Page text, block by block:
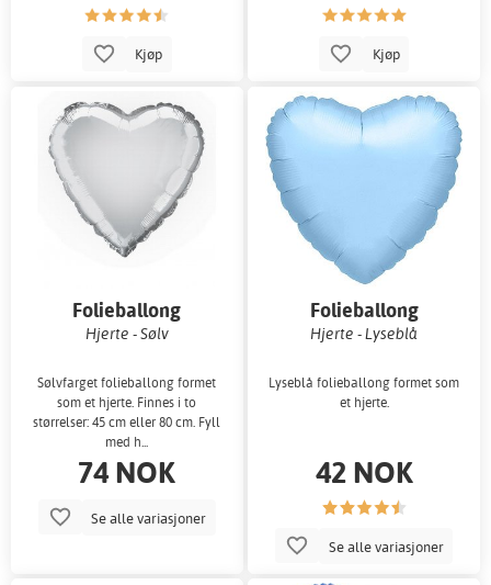
Kjøp Kjøp
Folieballong
Hjerte - Sølv
Sølvfarget folieballong formet
som et hjerte. Finnes i to
størrelser: 45 cm eller 80 cm. Fyll
med h...
74 NOK
Se alle variasjoner
Folieballong
Hjerte - Lyseblå
Lyseblå folieballong formet som
et hjerte.
42 NOK
Se alle variasjoner